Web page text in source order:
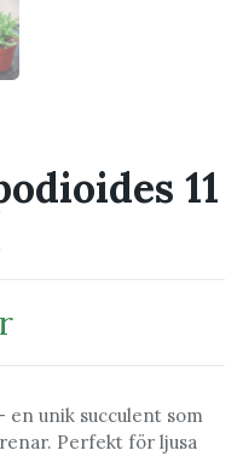
11
en unik succulent som
Perfekt för ljusa